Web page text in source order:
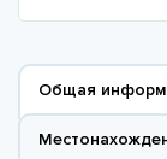
Общая